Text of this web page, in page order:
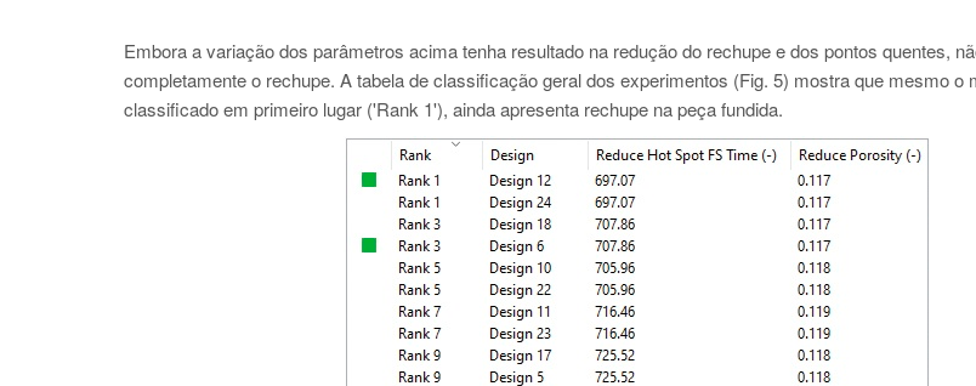
Embora a variação dos parâmetros acima tenha resultado na redução do rechupe e dos pontos quentes,
completamente o rechupe. A tabela de classificação geral dos experimentos (Fig. 5) mostra que mesmo o
classificado em primeiro lugar ('Rank 1'), ainda apresenta rechupe na peça fundida.